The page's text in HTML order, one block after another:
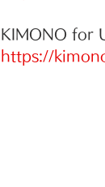
KIMONO for
https://